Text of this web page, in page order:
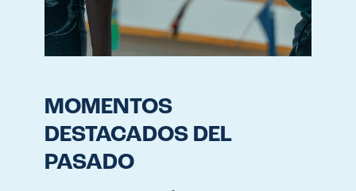
MOMENTOS
DESTACADOS DEL
PASADO